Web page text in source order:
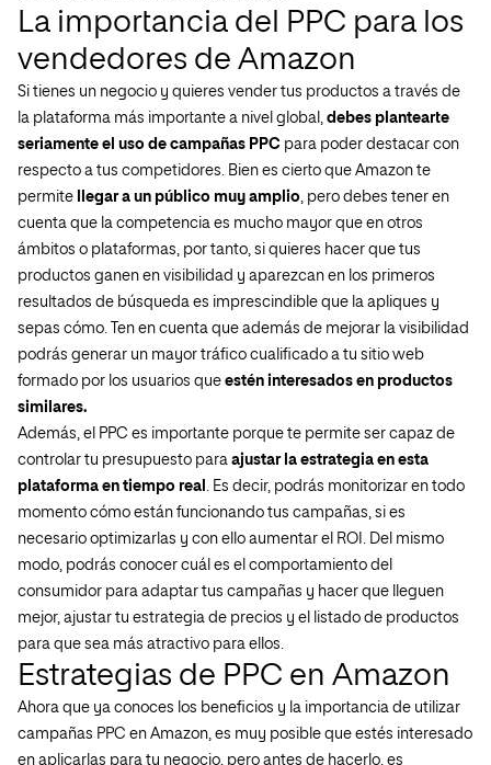
La importancia del PPC para los
vendedores de Amazon
Si tienes un negocio y quieres vender tus productos a través de
la plataforma más importante a nivel global, debes plantearte
seriamente el uso de campañas PPC para poder destacar con
respecto a tus competidores. Bien es cierto que Amazon te
permite
llegar a un público muy amplio, pero debes tener en
cuenta que la competencia es mucho mayor que en otros
ámbitos o plataformas, por tanto, si quieres hacer que tus
productos ganen en visibilidad y aparezcan en los primeros
resultados de búsqueda es imprescindible que la apliques y
sepas cómo. Ten en cuenta que además de mejorar la visibilidad
podrás generar un mayor tráfico cualificado a tu sitio web
formado por los usuarios que estén interesados en productos
similares.
Además, el PPC es importante porque te permite ser capaz de
controlar tu presupuesto para ajustar la estrategia en esta
plataforma en tiempo real . Es decir, podrás monitorizar en todo
momento cómo están funcionando tus campañas, si es
necesario optimizarlas y con ello aumentar el ROI. Del mismo
modo, podrás conocer cuál es el comportamiento del
consumidor para adaptar tus campañas y hacer que lleguen
mejor, ajustar tu estrategia de precios y el listado de productos
para que sea más atractivo para ellos.
Estrategias de PPC en Amazon
Ahora que ya conoces los beneficios y la importancia de utilizar
campañas PPC en Amazon, es muy posible que estés interesado
en aplicarlas para tu negocio, pero antes de hacerlo, es